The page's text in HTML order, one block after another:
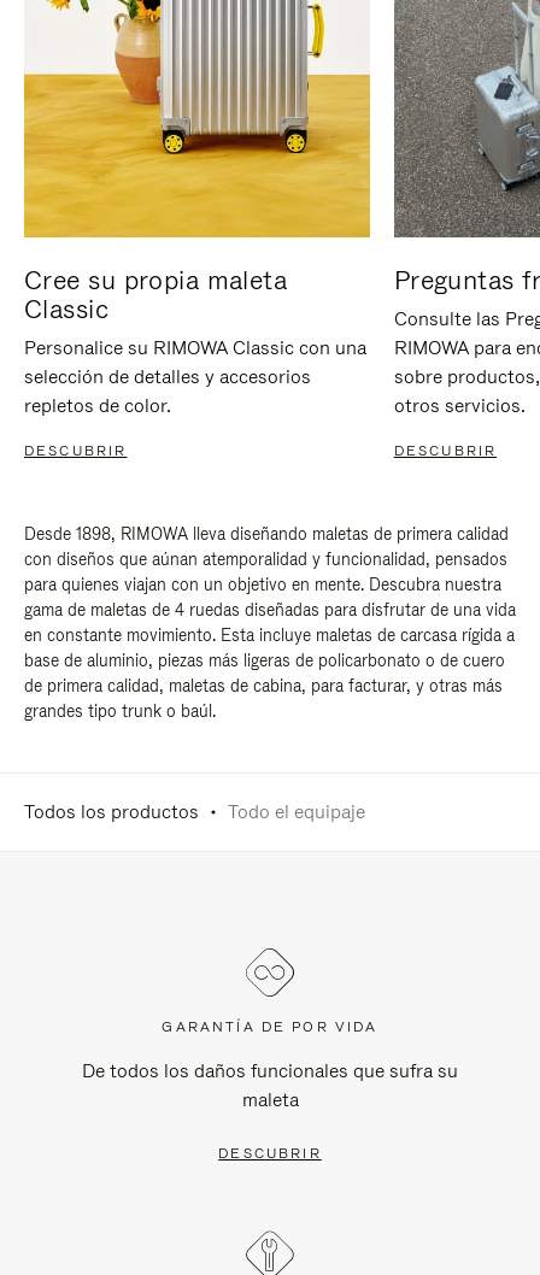
Cree su propia maleta
Classic
Personalice su RIMOWA Classic con una
selección de detalles y accesorios
repletos de color.
DESCUBRIR
Preguntas
Consulte las
RIMOWA para
sobre
otros servicios.
DESCUBRIR
Desde 1898, RIMOWA lleva diseñando maletas de primera calidad
con diseños que aúnan atemporalidad y funcionalidad, pensados
para quienes viajan con un objetivo en mente. Descubra nuestra
gama de maletas de 4 ruedas diseñadas para disfrutar de una vida
en constante movimiento. Esta incluye maletas de carcasa rígida a
base de aluminio, piezas más ligeras de policarbonato o de cuero
de primera calidad, maletas de cabina, para facturar, y otras más
grandes tipo trunk o baúl.
Todos los productos Todo el equipaje
GARANTÍA DE POR VIDA
De todos los daños funcionales que sufra su
maleta
DESCUBRIR